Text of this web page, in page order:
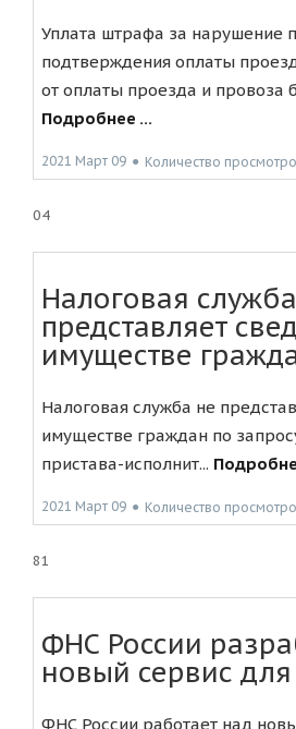
Уплата штрафа за нарушение
подтверждения оплаты
от оплаты проезда и провоза
Подробнее ...
2021 Март 09 ● Количество
04
Налоговая
представляет
имуществе
Налоговая служба не
имуществе граждан по
пристава-исполнит...
2021 Март 09 ● Количество
81
ФНС России
новый сервис
ФНС России работает над